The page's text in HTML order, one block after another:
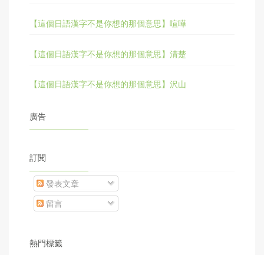
【這個日語漢字不是你想的那個意思】喧嘩
【這個日語漢字不是你想的那個意思】清楚
【這個日語漢字不是你想的那個意思】沢山
廣告
訂閱
發表文章
留言
熱門標籤